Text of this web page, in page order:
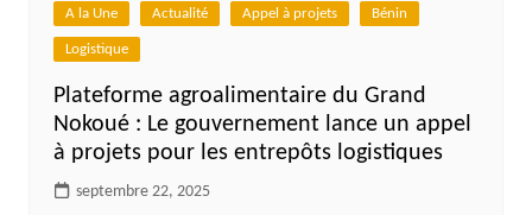
A la Une Actualité Appel à projets Bénin
Logistique
Plateforme agroalimentaire du Grand
Nokoué : Le gouvernement lance un appel
à projets pour les entrepôts logistiques
septembre 22, 2025